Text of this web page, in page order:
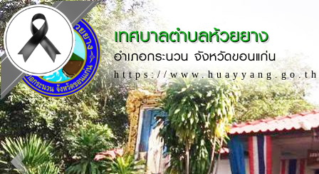
เทศบาลตำบลห้วยยาง
อำเภอกระนวน จังหวัดขอนแก่น
https://www.huayyang.go.th